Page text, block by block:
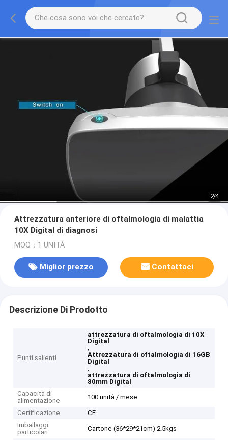
2/4
Attrezzatura anteriore di oftalmologia di malattia
10X Digital di diagnosi
MOQ：1 UNITÀ
Miglior prezzo Contattaci
Descrizione Di Prodotto
Punti salienti
attrezzatura di oftalmologia di 10X
Digital
,
Attrezzatura di oftalmologia di 16GB
Digital
,
attrezzatura di oftalmologia di
80mm Digital
Capacità di
alimentazione
100 unità / mese
Certificazione
CE
Imballaggi
particolari
Cartone (36*29*21cm) 2.5kgs